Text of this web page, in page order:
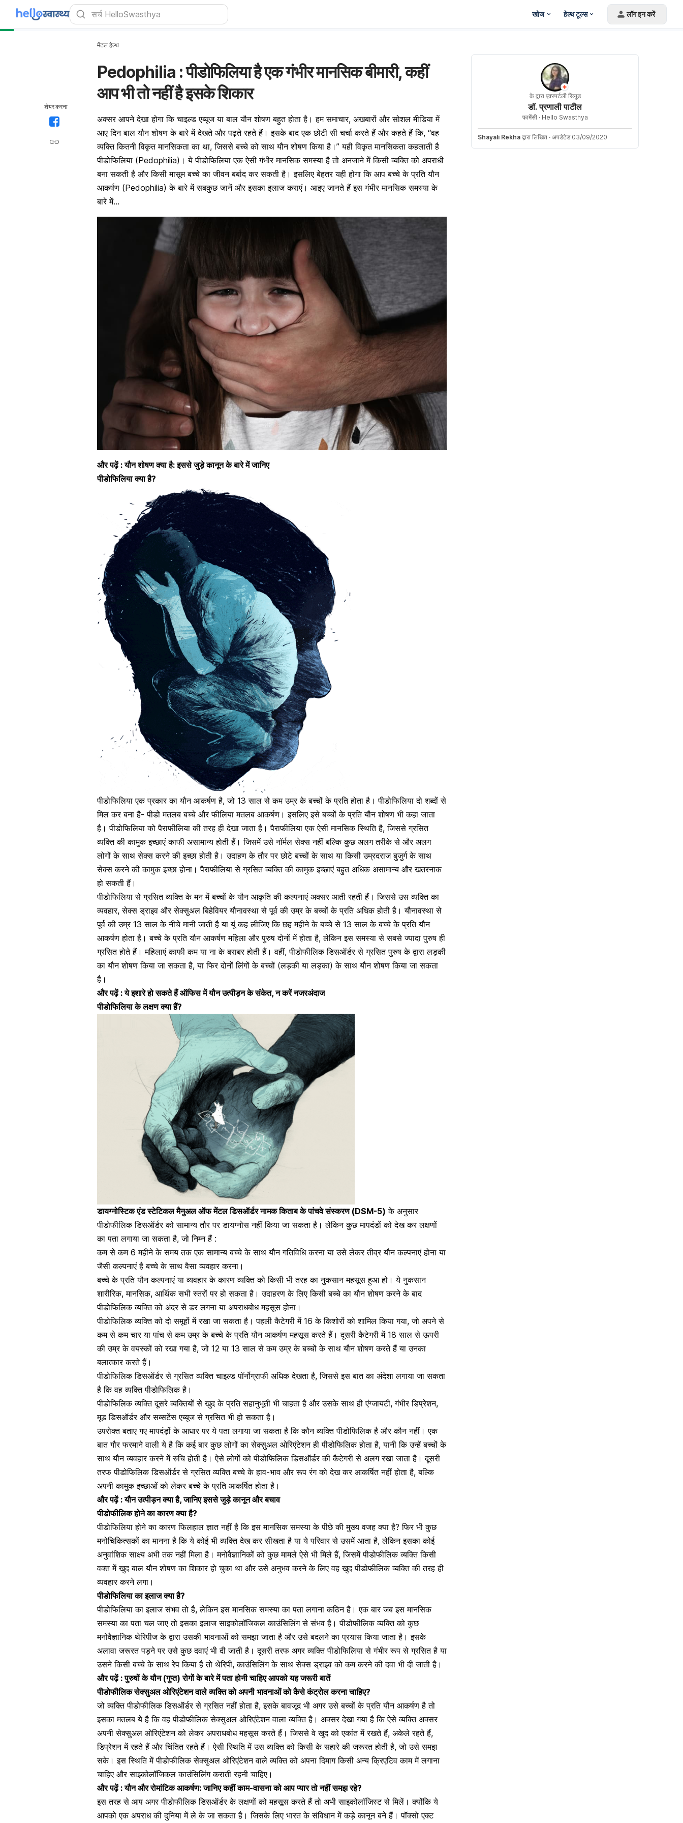
खोज हेल्थ टूल्स लॉग इन करें
शेयर करना
मेंटल हेल्थ
Pedophilia : पीडोफिलिया है एक गंभीर मानसिक बीमारी, कहीं
आप भी तो नहीं है इसके शिकार
अक्सर आपने देखा होगा कि चाइल्ड एब्यूज या बाल यौन शोषण बहुत होता है। हम समाचार, अखबारों और सोशल मीडिया में
आए दिन बाल यौन शोषण के बारे में देखते और पढ़ते रहते हैं। इसके बाद एक छोटी सी चर्चा करते हैं और कहते हैं कि, “वह
व्यक्ति कितनी विकृत मानसिकता का था, जिससे बच्चे को साथ यौन शोषण किया है।” यही विकृत मानसिकता कहलाती है
पीडोफिलिया (Pedophilia)। ये पीडोफिलिया एक ऐसी गंभीरमानसिक समस्याहै तो अनजाने में किसी व्यक्ति को अपराधी
बना सकती है और किसी मासूम बच्चे का जीवन बर्बाद कर सकती है। इसलिए बेहतर यही होगा कि आप बच्चे के प्रतियौन
आकर्षण (Pedophilia) के बारे में सबकुछ जानें और इसका इलाज कराएं। आइए जानते हैं इस गंभीर मानसिक समस्या के
बारे में…
और पढ़ें :यौन शोषण क्या है: इससे जुड़े कानून के बारे में जानिए
पीडोफिलिया क्या है?
पीडोफिलिया एक प्रकार का यौन आकर्षण है, जो 13 साल से कम उम्र के बच्चों के प्रति होता है। पीडोफिलिया दो शब्दों से
मिल कर बना है- पीडो मतलब बच्चे और फीलिया मतलब आकर्षण। इसलिए इसे बच्चों के प्रतियौन शोषण भी कहा जाता
है। पीडोफिलिया को पैराफीलिया की तरह ही देखा जाता है। पैराफीलिया एक ऐसी मानसिक स्थिति है, जिससे ग्रसित
व्यक्ति की कामुक इच्छाएं काफी असामान्य होती हैं। जिसमें उसेनॉर्मल सेक्स नहीं बल्कि कुछ अलग तरीके से और अलग
लोगों के साथसेक्स करने की इच्छा होती है।उदाहण के तौर पर छोटे बच्चों के साथ या किसी उम्रदराज बुजुर्ग के साथ
सेक्स करने की कामुक इच्छा होना। पैराफीलिया से ग्रसित व्यक्ति की कामुक इच्छाएं बहुत अधिक असामान्य और खतरनाक
हो सकती हैं।
पीडोफिलिया से ग्रसित व्यक्ति के मन में बच्चों के यौन आकृति की कल्पनाएं अक्सर आती रहती हैं। जिससे उस व्यक्ति का
व्यवहार,सेक्स ड्राइव और सेक्सुअल बिहेवियर यौनावस्था से पूर्व की उम्र के बच्चों के प्रति अधिक होती है। यौनावस्था से
पूर्व की उम्र 13 साल के नीचे मानी जाती है या यूं कह लीजिए कि छह महीने के बच्चे से 13 साल के बच्चे के प्रति यौन
आकर्षण होता है।बच्चे के प्रति यौन आकर्षण महिला और पुरुषदोनों में होता है, लेकिन इस समस्या से सबसे ज्यादा पुरुष ही
ग्रसित होते हैं। महिलाएं काफी कम या ना के बराबर होती हैं। वहीं, पीडोफीलिक डिसऑर्डर से ग्रसित पुरुष के द्वारा लड़की
का यौन शोषण किया जा सकता है, या फिर दोनों लिंगों के बच्चों (लड़की या लड़का) के साथ यौन शोषण किया जा सकता
है।
और पढ़ें :ये इशारे हो सकते हैं ऑफिस में यौन उत्पीड़न के संकेत, न करें नजरअंदाज
पीडोफिलिया के लक्षण क्या हैं?
डायग्नोस्टिक एंड स्टेटिकल मैनुअल ऑफ मेंटल डिसऑर्डर नामक किताब के पांचवे संस्करण (DSM-5) के अनुसार
पीडोफीलिक डिसऑर्डर को सामान्य तौर पर डायग्नोस नहीं किया जा सकता है। लेकिन कुछ मापदंडों को देख कर लक्षणों
का पता लगाया जा सकता है, जो निम्न हैं :
कम से कम 6 महीने के समय तक एक सामान्य बच्चे के साथ यौन गतिविधि करना या उसे लेकर तीव्र यौन कल्पनाएं होना या
जैसी कल्पनाएं है बच्चे के साथ वैसा व्यवहार करना।
बच्चे के प्रति यौन कल्पनाएं या व्यवहार के कारण व्यक्ति को किसी भी तरह का नुकसान महसूस हुआ हो। ये नुकसान
शारीरिक, मानसिक, आर्थिक सभी स्तरों पर हो सकता है। उदाहरण के लिए किसी बच्चे का यौन शोषण करने के बाद
पीडोफिलिक व्यक्ति को अंदर से डर लगना या अपराधबोध महसूस होना।
पीडोफिलिक व्यक्ति को दो समूहों में रखा जा सकता है। पहली कैटेगरी में 16 के किशोरों को शामिल किया गया, जो अपने से
कम से कम चार या पांच से कम उम्र के बच्चे के प्रति यौन आकर्षण महसूस करते हैं। दूसरी कैटेगरी में 18 साल से ऊपरी
की उम्र के वयस्कों को रखा गया है, जो 12 या 13 साल से कम उम्र के बच्चों के साथ यौन शोषण करते हैं या उनका
बलात्कार करते हैं।
पीडोफिलिक डिसऑर्डर से ग्रसित व्यक्ति चाइल्ड पॉर्नोग्राफी अधिक देखता है, जिससे इस बात का अंदेशा लगाया जा सकता
है कि वह व्यक्ति पीडोफिलिक है।
पीडोफिलिक व्यक्ति दूसरे व्यक्तियों से खुद के प्रति सहानुभूती भी चाहता है और उसके साथ हीएंग्जायटी,गंभीर डिप्रेशन,
मूड डिसऑर्डर और सब्सटेंस एब्यूज से ग्रसित भी हो सकता है।
उपरोक्त बताए गए मापदंड़ों के आधार पर ये पता लगाया जा सकता है कि कौन व्यक्ति पीडोफिलिक है और कौन नहीं। एक
बात गौर फरमाने वाली ये है कि कई बार कुछ लोगों कासेक्सुअल ओरिएंटेशनही पीडोफिलिक होता है, यानी कि उन्हें बच्चों के
साथ यौन व्यवहार करने में रुचि होती है। ऐसे लोगों को पीडोफिलिक डिसऑर्डर की कैटेगरी से अलग रखा जाता है। दूसरी
तरफ पीडोफिलिक डिसऑर्डर से ग्रसित व्यक्ति बच्चे के हाव-भाव और रूप रंग को देख कर आकर्षित नहीं होता है, बल्कि
अपनी कामुक इच्छाओं को लेकर बच्चे के प्रति आकर्षित होता है।
और पढ़ें :यौन उत्पीड़न क्या है, जानिए इससे जुड़े कानून और बचाव
पीडोफीलिक होने का कारण क्या है?
पीडोफिलिया होने का कारण फिलहाल ज्ञात नहीं है कि इस मानसिक समस्या के पीछे की मुख्य वजह क्या है? फिर भी कुछ
मनोचिकित्सकों का मानना है कि ये कोई भी व्यक्ति देख कर सीखता है या ये परिवार से उसमें आता है, लेकिन इसका कोई
अनुवांशिक साक्ष्य अभी तक नहीं मिला है । मनोवैज्ञानिकों को कुछ मामले ऐसे भी मिले हैं, जिसमें पीडोफीलिक व्यक्ति किसी
वक्त में खुद बाल यौन शोषण का शिकार हो चुका था और उसे अनुभव करने के लिए वह खुद पीडोफीलिक व्यक्ति की तरह ही
व्यवहार करने लगा।
पीडोफिलिया का इलाज क्या है?
पीडोफिलिया का इलाज संभव तो है, लेकिन इस मानसिक समस्या का पता लगाना कठिन है। एक बार जब इस मानसिक
समस्या का पता चल जाए तो इसका इलाज साइकोलॉजिकल काउंसिलिंग से संभव है। पीडोफीलिक व्यक्ति को कुछ
मनोवैज्ञानिक थेरिपीज के द्वारा उसकी भावनाओं को समझा जाता है और उसे बदलने का प्रयास किया जाता है। इसके
अलावा जरूरत पड़ने पर उसे कुछ दवाएं भी दी जाती है। दूसरी तरफ अगर व्यक्ति पीडोफिलिया से गंभीर रूप से ग्रसित है या
उसने किसी बच्चे के साथ रेप किया है तो थेरिपी, काउंसिलिंग के साथ सेक्स ड्राइव को कम करने की दवा भी दी जाती है।
और पढ़ें :पुरुषों के यौन (गुप्त) रोगों के बारे में पता होनी चाहिए आपको यह जरूरी बातें
पीडोफीलिक सेक्सुअल ओरिएंटेशन वाले व्यक्ति को अपनी भावनाओं को कैसे कंट्रोल करना चाहिए?
जो व्यक्ति पीडोफीलिक डिसऑर्डर से ग्रसित नहीं होता है, इसके बावजूद भी अगर उसे बच्चों के प्रति यौन आकर्षण है तो
इसका मतलब ये है कि वह पीडोफीलिक सेक्सुअल ओरिएंटेशन वाला व्यक्ति है। अक्सर देखा गया है कि ऐसे व्यक्ति अक्सर
अपनी सेक्सुअल ओरिएंटेशन को लेकर अपराधबोध महसूस करते हैं। जिससे वे खुद को एकांत में रखते हैं, अकेले रहते हैं,
डिप्रेशन में रहते हैं और चिंतित रहते हैं। ऐसी स्थिति में उस व्यक्ति को किसी के सहारे की जरूरत होती है, जो उसे समझ
सके। इस स्थिति में पीडोफीलिक सेक्सुअल ओरिएंटेशन वाले व्यक्ति को अपना दिमाग किसी अन्य क्रिएटिव काम में लगाना
चाहिए और साइकोलॉजिकल काउंसिलिंग कराती रहनी चाहिए।
और पढ़ें :यौन और रोमांटिक आकर्षण: जानिए कहीं काम-वासना को आप प्यार तो नहीं समझ रहे?
इस तरह से आप अगर पीडोफीलिक डिसऑर्डर के लक्षणों को महसूस करते हैं तो अभी साइकोलॉजिस्ट से मिलें। क्योंकि ये
आपको एक अपराध की दुनिया में ले के जा सकता है। जिसके लिए भारत के संविधान में कड़े कानून बने हैं। पॉक्सो एक्ट
के द्वारा एक्स्पर्टली रिव्यूड
डॉ. प्रणाली पाटील
फार्मेसी · Hello Swasthya
Shayali Rekha द्वारा लिखित · अपडेटेड 03/09/2020